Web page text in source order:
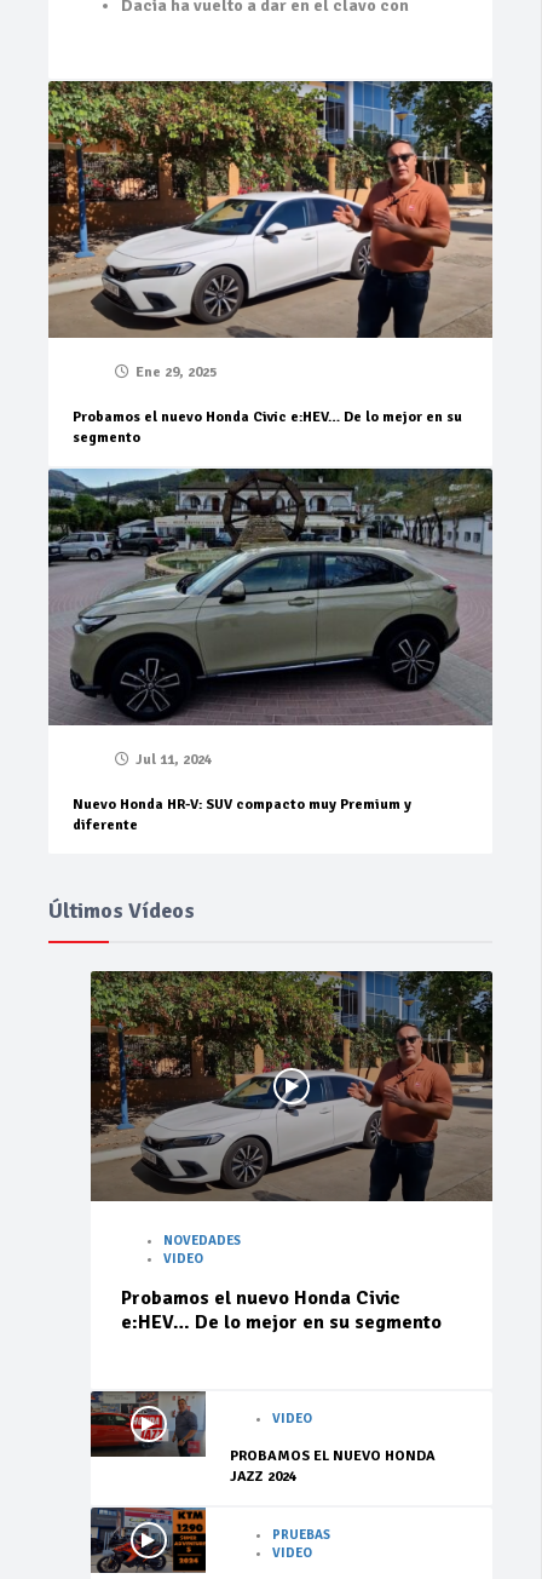
Dacia ha vuelto a dar en el clavo con
Ene 29, 2025
Probamos el nuevo Honda Civic e:HEV… De lo mejor en su
segmento
Jul 11, 2024
Nuevo Honda HR-V: SUV compacto muy Premium y
diferente
Últimos Vídeos
NOVEDADES
VIDEO
Probamos el nuevo Honda Civic
e:HEV… De lo mejor en su segmento
VIDEO
PROBAMOS EL NUEVO HONDA
JAZZ 2024
PRUEBAS
VIDEO